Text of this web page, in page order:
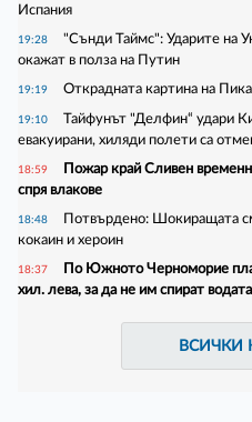
Испания
19:28
"Сънди Таймс": Ударите на
окажат в полза на Путин
19:19 Открадната картина на
19:10
Тайфунът "Делфин“ удари
евакуирани, хиляди полети са
18:59
Пожар край Сливен
спря влакове
18:48
Потвърдено: Шокиращата
кокаин и хероин
18:37
По Южното Черноморие
хил. лева, за да не им спират водата
ВСИЧКИ